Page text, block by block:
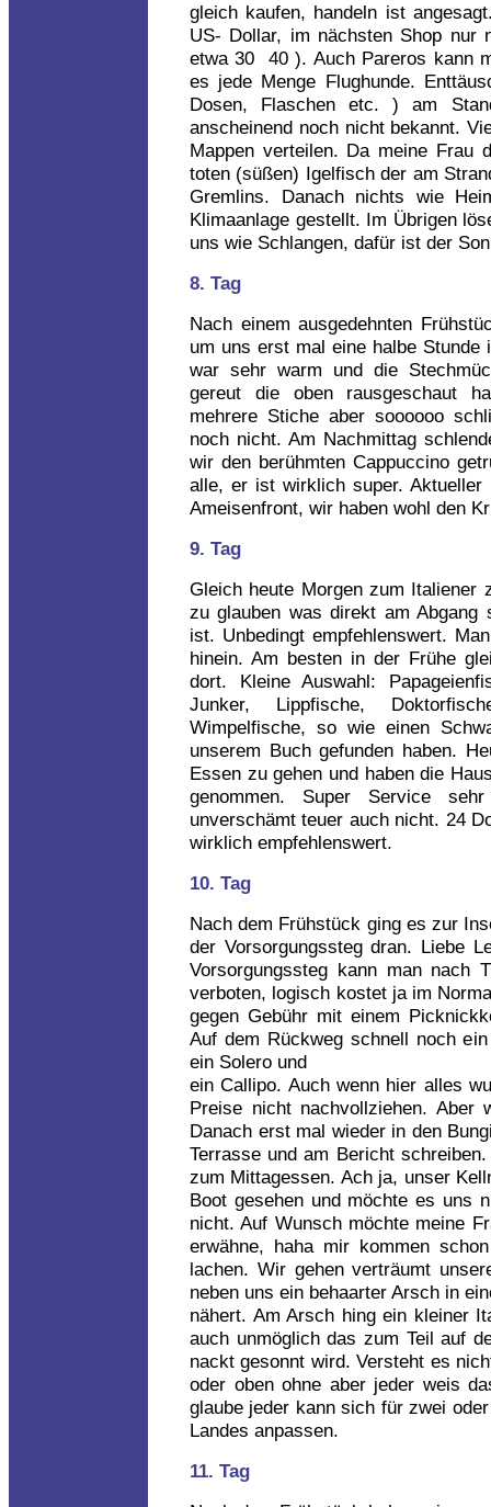
gleich kaufen, handeln ist
US- Dollar, im nächsten Shop nur
etwa 30 ­ 40 ). Auch Pareros kann
es jede Menge Flughunde.
Dosen, Flaschen etc. ) am
anscheinend noch nicht bekannt.
Mappen verteilen. Da meine Frau
toten (süßen) Igelfisch der am
Gremlins. Danach nichts wie
Klimaanlage gestellt. Im Übrigen
uns wie Schlangen, dafür ist der
8. Tag
Nach einem ausgedehnten
um uns erst mal eine halbe
war sehr warm und die
gereut die oben rausgeschaut
mehrere Stiche aber soooooo
noch nicht. Am Nachmittag
wir den berühmten Cappuccino
alle, er ist wirklich super.
Ameisenfront, wir haben wohl den
9. Tag
Gleich heute Morgen zum Italiener
zu glauben was direkt am
ist. Unbedingt empfehlenswert.
hinein. Am besten in der Frühe
dort. Kleine Auswahl:
Junker, Lippfische,
Wimpelfische, so wie einen
unserem Buch gefunden haben.
Essen zu gehen und haben die
genommen. Super Service
unverschämt teuer auch nicht. 24
wirklich empfehlenswert.
10. Tag
Nach dem Frühstück ging es zur
der Vorsorgungssteg dran. Liebe
Vorsorgungssteg kann man nach
verboten, logisch kostet ja im
gegen Gebühr mit einem
Auf dem Rückweg schnell noch
ein Solero und
ein Callipo. Auch wenn hier alles
Preise nicht nachvollziehen.
Danach erst mal wieder in den
Terrasse und am Bericht
zum Mittagessen. Ach ja, unser
Boot gesehen und möchte es uns
nicht. Auf Wunsch möchte meine
erwähne, haha mir kommen
lachen. Wir gehen verträumt
neben uns ein behaarter Arsch in
nähert. Am Arsch hing ein kleiner
auch unmöglich das zum Teil auf
nackt gesonnt wird. Versteht es
oder oben ohne aber jeder weis
glaube jeder kann sich für zwei
Landes anpassen.
11. Tag